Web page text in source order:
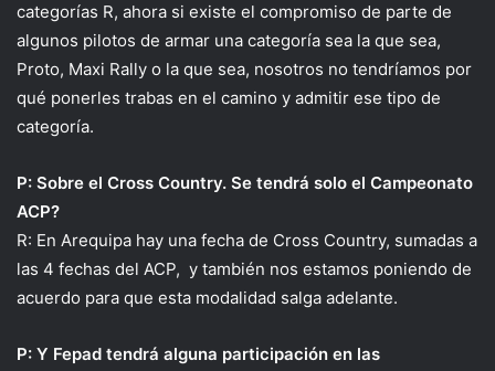
categorías R, ahora si existe el compromiso de parte de
algunos pilotos de armar una categoría sea la que sea,
Proto, Maxi Rally o la que sea, nosotros no tendríamos por
qué ponerles trabas en el camino y admitir ese tipo de
categoría.
P: Sobre el Cross Country. Se tendrá solo el Campeonato
ACP?
R: En Arequipa hay una fecha de Cross Country, sumadas a
las 4 fechas del ACP, y también nos estamos poniendo de
acuerdo para que esta modalidad salga adelante.
P: Y Fepad tendrá alguna participación en las